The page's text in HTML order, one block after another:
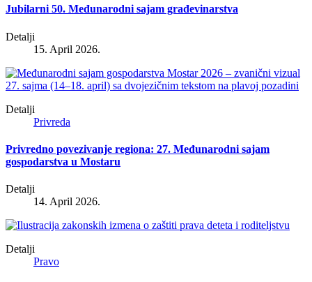
Jubilarni 50. Međunarodni sajam građevinarstva
Detalji
15. April 2026.
Detalji
Privreda
Privredno povezivanje regiona: 27. Međunarodni sajam
gospodarstva u Mostaru
Detalji
14. April 2026.
Detalji
Pravo